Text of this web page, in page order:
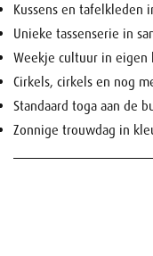
Kussens en tafelkleden
Unieke tassenserie in
Weekje cultuur in eigen
Cirkels, cirkels en nog
Standaard toga aan de
Zonnige trouwdag in